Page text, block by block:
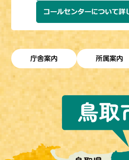
庁舎案内 所属案内